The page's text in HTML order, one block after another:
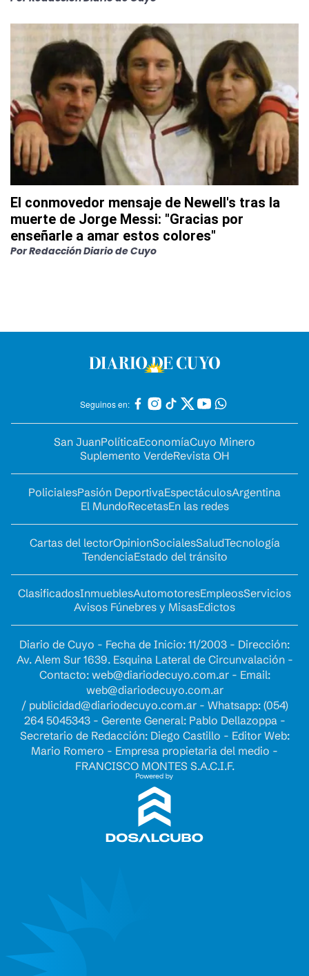
El conmovedor mensaje de Newell's tras la
muerte de Jorge Messi: "Gracias por
enseñarle a amar estos colores"
PorRedacción Diario de Cuyo
Seguinos en:
San JuanPolíticaEconomíaCuyo Minero
Suplemento VerdeRevista OH
PolicialesPasión DeportivaEspectáculosArgentina
El MundoRecetasEn las redes
Cartas del lectorOpinionSocialesSaludTecnología
TendenciaEstado del tránsito
ClasificadosInmueblesAutomotoresEmpleosServicios
Avisos Fúnebres y MisasEdictos
Diario de Cuyo - Fecha de Inicio: 11/2003 - Dirección:
Av. Alem Sur 1639. Esquina Lateral de Circunvalación -
Contacto: web@diariodecuyo.com.ar- Email:
web@diariodecuyo.com.ar
/ publicidad@diariodecuyo.com.ar- Whatsapp: (054)
264 5045343 - Gerente General: Pablo Dellazoppa -
Secretario de Redacción: Diego Castillo - Editor Web:
Mario Romero - Empresa propietaria del medio -
FRANCISCO MONTES S.A.C.I.F.